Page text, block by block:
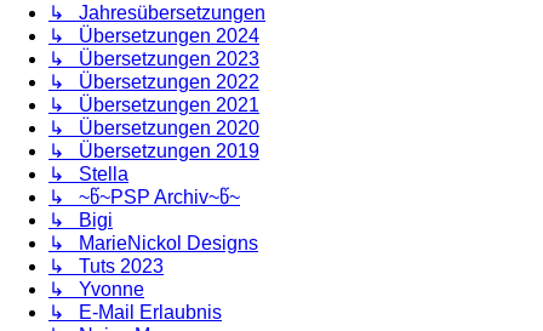
↳ Jahresübersetzungen
↳ Übersetzungen 2024
↳ Übersetzungen 2023
↳ Übersetzungen 2022
↳ Übersetzungen 2021
↳ Übersetzungen 2020
↳ Übersetzungen 2019
↳ Stella
↳ ~წ~PSP Archiv~წ~
↳ Bigi
↳ MarieNickol Designs
↳ Tuts 2023
↳ Yvonne
↳ E-Mail Erlaubnis